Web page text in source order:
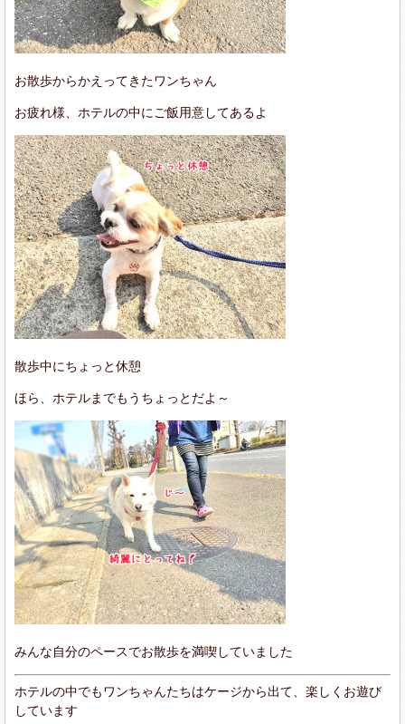
お散歩からかえってきたワンちゃん
お疲れ様、ホテルの中にご飯用意してあるよ
散歩中にちょっと休憩
ほら、ホテルまでもうちょっとだよ～
みんな自分のペースでお散歩を満喫していました
ホテルの中でもワンちゃんたちはケージから出て、楽しくお遊び
しています